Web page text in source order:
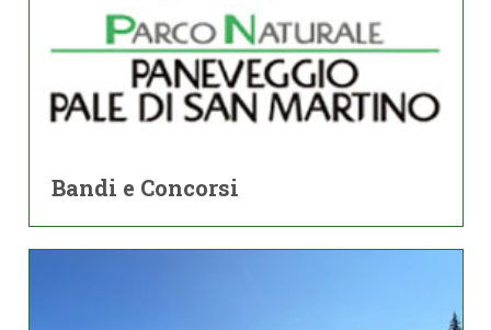
Bandi e Concorsi